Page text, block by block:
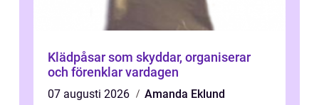
Klädpåsar som skyddar, organiserar
och förenklar vardagen
07 augusti 2026
Amanda Eklund